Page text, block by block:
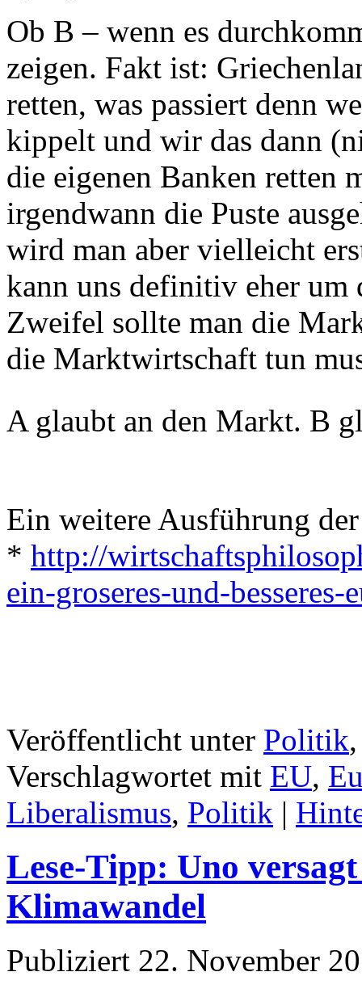
Ob B – wenn es
zeigen. Fakt ist:
retten, was passiert denn
kippelt und wir das dann
die eigenen Banken retten
irgendwann die Puste
wird man aber vielleicht
kann uns definitiv eher
Zweifel sollte man die
die Marktwirtschaft tun
A glaubt an den Markt. B
Ein weitere Ausführung
* http://
ein-groseres-und-besseres-
Veröffentlicht unter Politik
Verschlagwortet mit EU,
Liberalismus, Politik |
Lese-Tipp: Uno
Klimawandel
Publiziert 22. November